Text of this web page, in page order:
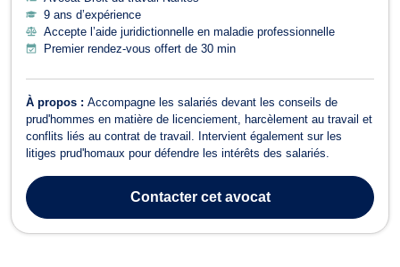
9 ans d’expérience
Accepte l’aide juridictionnelle en maladie professionnelle
Premier rendez-vous offert de 30 min
À propos : Accompagne les salariés devant les conseils de
prud'hommes en matière de licenciement, harcèlement au travail et
conflits liés au contrat de travail. Intervient également sur les
litiges prud'homaux pour défendre les intérêts des salariés.
Contactercet avocat